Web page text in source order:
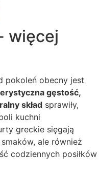
więcej
pokoleń obecny jest
gęstość,
skład sprawiły,
kuchni
greckie sięgają
ale również
codziennych posiłków